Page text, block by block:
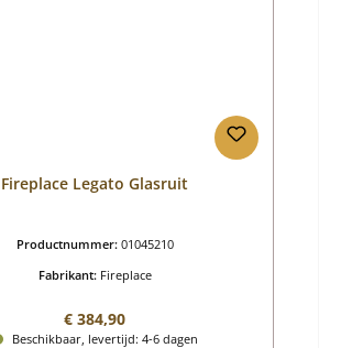
Fireplace Legato Glasruit
Productnummer: 01045210
Fabrikant: Fireplace
Normale prijs:
€ 384,90
Beschikbaar, levertijd: 4-6 dagen